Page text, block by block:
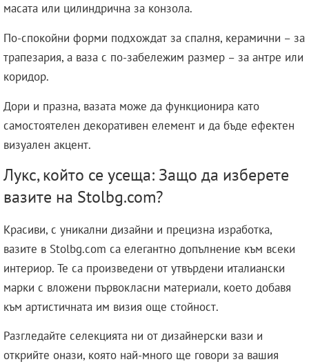
масата или цилиндрична за конзола.
По-спокойни форми подхождат за спалня, керамични – за
трапезария, а ваза с по-забележим размер – за антре или
коридор.
Дори и празна, вазата може да функционира като
самостоятелен декоративен елемент и да бъде ефектен
визуален акцент.
Лукс, който се усеща: Защо да изберете
вазите на Stolbg.com?
Красиви, с уникални дизайни и прецизна изработка,
вазите в Stolbg.com са елегантно допълнение към всеки
интериор. Те са произведени от утвърдени италиански
марки с вложени първокласни материали, което добавя
към артистичната им визия още стойност.
Разгледайте селекцията ни от дизайнерски вази и
открийте онази, която най-много ще говори за вашия